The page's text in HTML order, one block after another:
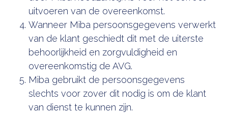
uitvoeren van de overeenkomst.
Wanneer Miba persoonsgegevens verwerkt
van de klant geschiedt dit met de uiterste
behoorlijkheid en zorgvuldigheid en
overeenkomstig de AVG.
Miba gebruikt de persoonsgegevens
slechts voor zover dit nodig is om de klant
van dienst te kunnen zijn.